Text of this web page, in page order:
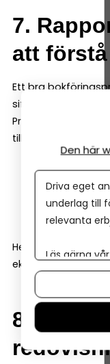
7.
att förstå
Ett bra
siffror – det ska
Programmet ska
till exempel:
resultatrapport
balansrapport
Helst ska de vara
ekonom.
8.
Den här
Driva eget
underlag till
relevanta
Läs gärna vår
Om du vill